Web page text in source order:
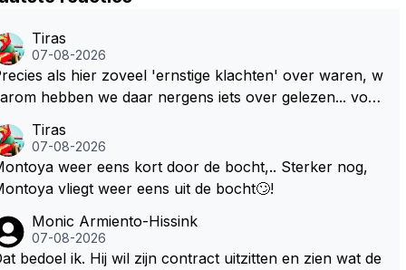
Tiras
07-08-2026
als hier zoveel 'ernstige klachten' over waren, w
hebben we daar nergens iets over gelezen... voor
Tiras
07-08-2026
weer eens kort door de bocht,.. Sterker nog,
vliegt weer eens uit de bocht🙄!
Monic Armiento-Hissink
07-08-2026
bedoel ik. Hij wil zijn contract uitzitten en zien wat de